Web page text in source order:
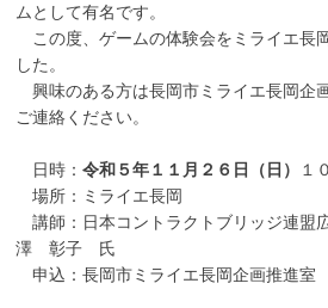
ムとして有名です。
この度、ゲームの体験会をミライエ長
した。
興味のある方は長岡市ミライエ長岡企
ご連絡ください。
日時：令和５年１１月２６日（日）
１
場所：ミライエ長岡
講師：日本コントラクトブリッジ連盟
澤 彰子 氏
申込：長岡市ミライエ長岡企画推進